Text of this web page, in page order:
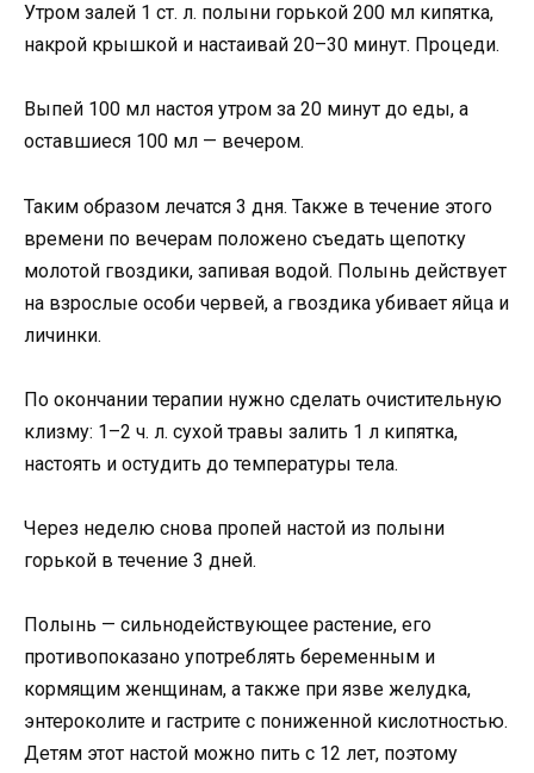
Утром залей 1 ст. л. полыни горькой 200 мл кипятка,
накрой крышкой и настаивай 20–30 минут. Процеди.
Выпей 100 мл настоя утром за 20 минут до еды, а
оставшиеся 100 мл — вечером.
Таким образом лечатся 3 дня. Также в течение этого
времени по вечерам положено съедать щепотку
молотой гвоздики, запивая водой. Полынь действует
на взрослые особи червей, а гвоздика убивает яйца и
личинки.
По окончании терапии нужно сделать очистительную
клизму: 1–2 ч. л. сухой травы залить 1 л кипятка,
настоять и остудить до температуры тела.
Через неделю снова пропей настой из полыни
горькой в течение 3 дней.
Полынь — сильнодействующее растение, его
противопоказано употреблять беременным и
кормящим женщинам, а также при язве желудка,
энтероколите и гастрите с пониженной кислотностью.
Детям этот настой можно пить с 12 лет, поэтому